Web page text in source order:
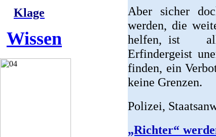
Klage
Wissen
Aber sicher
werden, die
helfen, ist
Erfindergeist
finden, ein
keine Grenzen.
Polizei,
„Richter“